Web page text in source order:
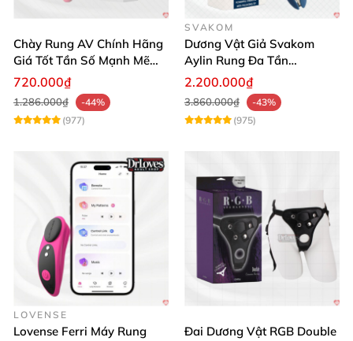
Chày Rung AV Chính Hãng
Giá Tốt Tần Số Mạnh Mẽ
Siêu Bền
720.000₫
1.286.000₫
-44%
(977)
SVAKOM
Dương Vật Giả Svakom
Aylin Rung Đa Tần
Massage Sung Sướng
2.200.000₫
3.860.000₫
-43%
(975)
LOVENSE
Lovense Ferri Máy Rung
Đai Dương Vật RGB Double